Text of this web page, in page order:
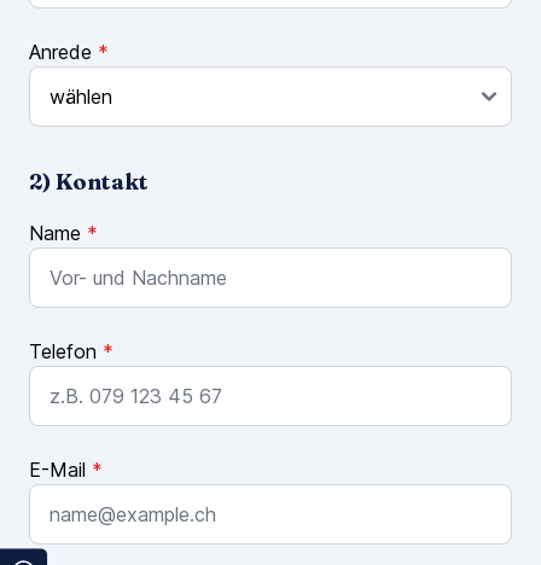
Anrede *
2) Kontakt
Name *
Telefon *
E-Mail *